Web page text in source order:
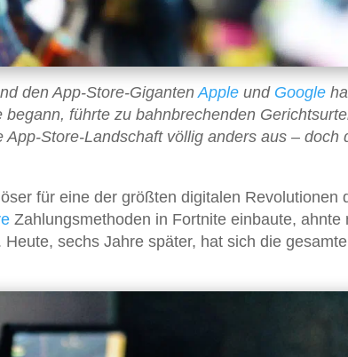
den App-Store-GigantenApple und Google
führte zu bahnbrechenden
Store-Landschaft völlig anders aus – doch
für eine der größten digitalen Revolutionen
Zahlungsmethoden in Fortnite einbaute, ahnte
sechs Jahre später, hat sich die